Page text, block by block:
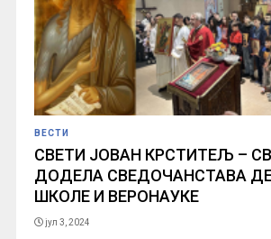
ВЕСТИ
СВЕТИ ЈОВАН КРСТИТЕЉ –
ДОДЕЛА СВЕДОЧАНСТАВА
ШКОЛЕ И ВЕРОНАУКЕ
јул 3, 2024